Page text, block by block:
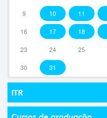
9 10 11
16 17 18
23 24 25
30 31
ITR